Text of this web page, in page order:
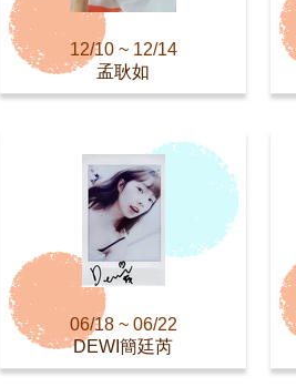
12/10 ~ 12/14
孟耿如
06/18 ~ 06/22
DEWI簡廷芮